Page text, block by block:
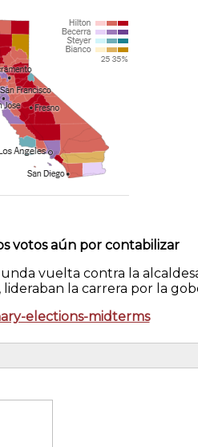
votos aún por contabilizar
vuelta contra la
la carrera por la
elections-midterms